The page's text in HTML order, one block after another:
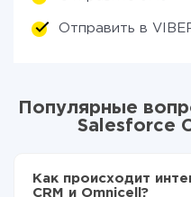
Отправить в
Популярные
Salesforce
Как происходит
CRM и Omnicell?